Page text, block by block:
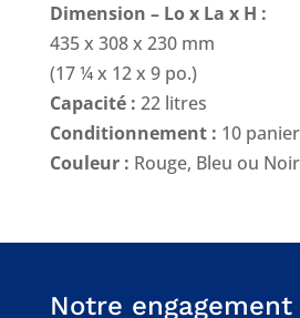
Dimension – Lo x La x H :
435 x 308 x 230 mm
(17 ¼ x 12 x 9 po.)
Capacité : 22 litres
Conditionnement : 10
Couleur : Rouge, Bleu ou Noir
Notre